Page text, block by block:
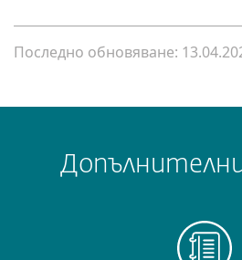
Последно обновяване: